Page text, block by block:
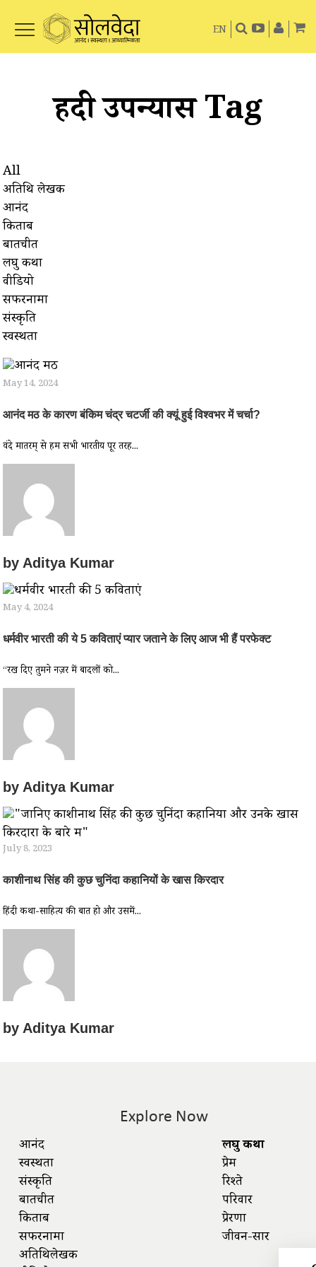
EN
हिंदी उपन्यास Tag
All
अतिथि लेखक
आनंद
किताबें
बातचीत
लघु कथा
वीडियो
सफरनामा
संस्कृति
स्वस्थता
May 14, 2024
आनंद मठ के कारण बंकिम चंद्र चटर्जी की क्यूं हुई विश्वभर में चर्चा?
वंदे मातरम् से हम सभी भारतीय पूरी तरह...
by Aditya Kumar
May 4, 2024
धर्मवीर भारती की ये 5 कविताएं प्यार जताने के लिए आज भी हैं परफेक्ट
“रख दिए तुमने नज़र में बादलों को...
by Aditya Kumar
July 8, 2023
काशीनाथ सिंह की कुछ चुनिंदा कहानियों के खास किरदार
हिंदी कथा-साहित्य की बात हो और उसमें...
by Aditya Kumar
Explore Now
आनंद
स्वस्थता
संस्कृति
बातचीत
किताबें
सफरनामा
अतिथिलेखक
लघु कथा
प्रेम
रिश्ते
परिवार
प्रेरणा
जीवन-सार